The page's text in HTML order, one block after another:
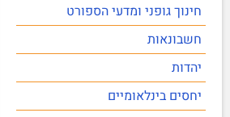
חינוך גופני ומדעי הספורט
חשבונאות
יהדות
יחסים בינלאומיים